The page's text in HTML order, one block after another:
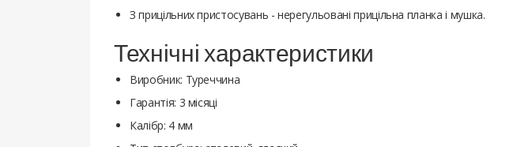
З прицільних пристосувань - нерегульовані прицільна планка і мушка.
Технічні характеристики
Виробник: Туреччина
Гарантія: 3 місяці
Калібр: 4 мм